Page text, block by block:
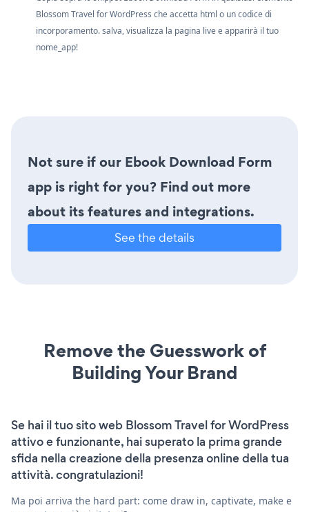
Blossom Travel for WordPress che accetta html o un codice di
incorporamento. salva, visualizza la pagina live e apparirà il tuo
nome_app!
Not sure if our Ebook Download Form
app is right for you? Find out more
about its features and integrations.
See the details
Remove the Guesswork of
Building Your Brand
Se hai il tuo sito web Blossom Travel for WordPress
attivo e funzionante, hai superato la prima grande
sfida nella creazione della presenza online della tua
attività. congratulazioni!
Ma poi arriva the hard part: come draw in, captivate, make e